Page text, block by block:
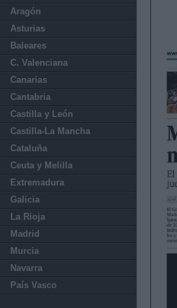
Aragón
Asturias
Baleares
C. Valenciana
Canarias
Cantabria
Castilla y León
Castilla-La Mancha
Cataluña
Ceuta y Melilla
Extremadura
Galicia
La Rioja
Madrid
Murcia
Navarra
País Vasco